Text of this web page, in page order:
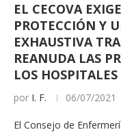
EL CECOVA
PROTECCIÓN Y
EXHAUSTIVA
REANUDA LAS
LOS HOSPITALES
por I. F. 06/07/2021
El Consejo de